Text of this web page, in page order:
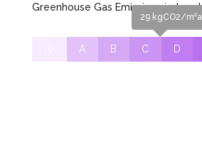
Greenhouse Gas Emissions index
A B
29 kgCO2/
C D